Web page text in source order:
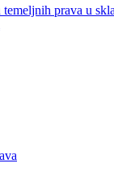
prava u